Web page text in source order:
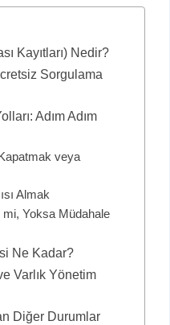
Kayıtları) Nedir?
Sorgulama
Adım Adım
veya
Almak
Yoksa Müdahale
Ne Kadar?
Varlık Yönetim
Diğer Durumlar